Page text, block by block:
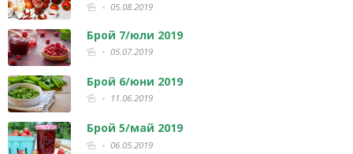
05.08.2019
Брой 7/юли 2019
05.07.2019
Брой 6/юни 2019
11.06.2019
Брой 5/май 2019
06.05.2019